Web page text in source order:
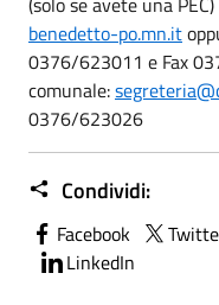
benedetto-po.mn.it
0376/623011 e Fax
comunale:
0376/623026
Condividi:
Facebook
LinkedIn